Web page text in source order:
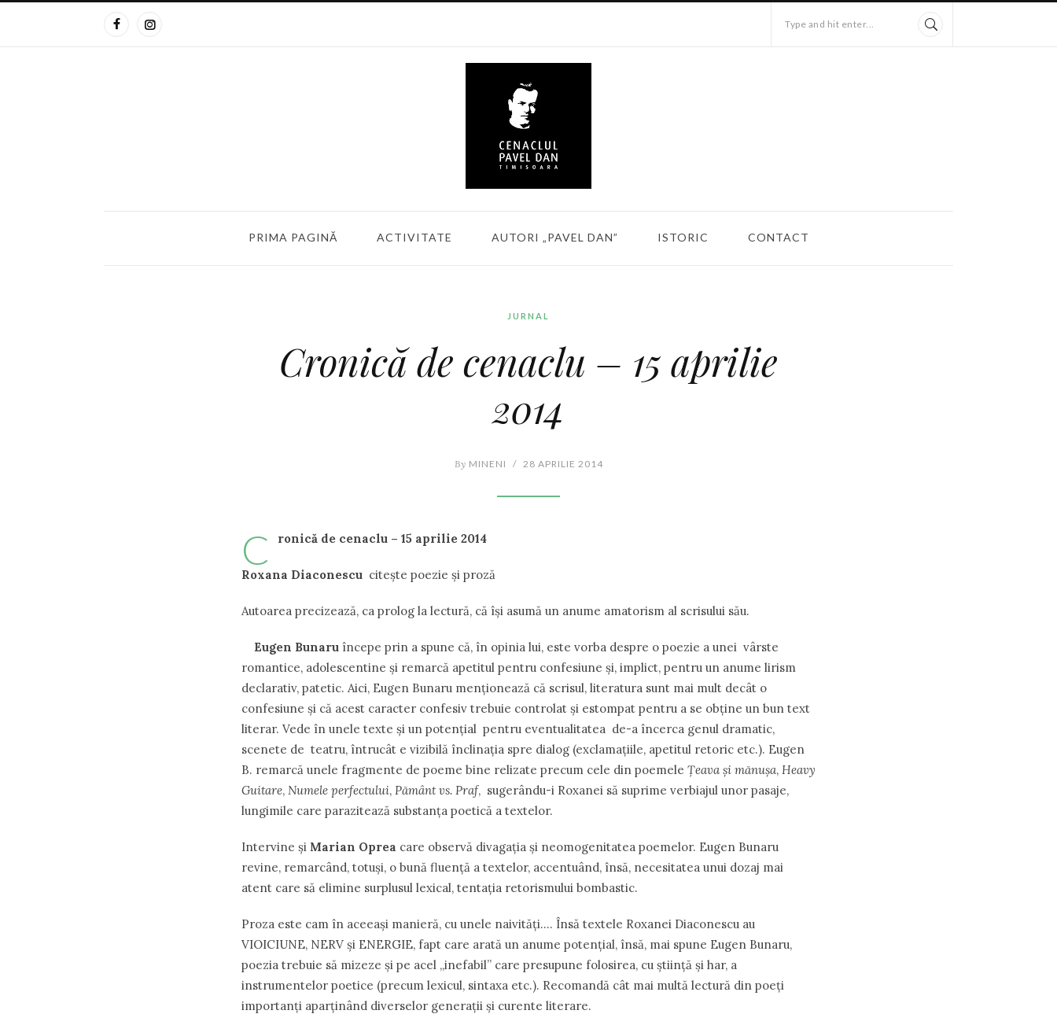
Type and hit enter...
PRIMA PAGINĂ ACTIVITATE AUTORI „PAVEL DAN” ISTORIC CONTACT
JURNAL
Cronică de cenaclu – 15 aprilie
2014
By MINENI / 28 APRILIE 2014
C ronică de cenaclu – 15 aprilie 2014
Roxana Diaconescu citeşte poezie şi proză
Autoarea precizează, ca prolog la lectură, că îşi asumă un anume amatorism al scrisului său.
Eugen Bunaru începe prin a spune că, în opinia lui, este vorba despre o poezie a unei vârste
romantice, adolescentine şi remarcă apetitul pentru confesiune şi, implict, pentru un anume lirism
declarativ, patetic. Aici, Eugen Bunaru menţionează că scrisul, literatura sunt mai mult decât o
confesiune şi că acest caracter confesiv trebuie controlat şi estompat pentru a se obţine un bun text
literar. Vede în unele texte şi un potenţial pentru eventualitatea de-a încerca genul dramatic,
scenete de teatru, întrucât e vizibilă înclinaţia spre dialog (exclamaţiile, apetitul retoric etc.). Eugen
B. remarcă unele fragmente de poeme bine relizate precum cele din poemele Ţeava şi mănuşa, Heavy
Guitare, Numele perfectului, Pământ vs. Praf, sugerându-i Roxanei să suprime verbiajul unor pasaje,
lungimile care parazitează substanţa poetică a textelor.
Intervine şi Marian Oprea care observă divagaţia şi neomogenitatea poemelor. Eugen Bunaru
revine, remarcând, totuşi, o bună fluenţă a textelor, accentuând, însă, necesitatea unui dozaj mai
atent care să elimine surplusul lexical, tentaţia retorismului bombastic.
Proza este cam în aceeaşi manieră, cu unele naivităţi…. Însă textele Roxanei Diaconescu au
VIOICIUNE, NERV şi ENERGIE, fapt care arată un anume potenţial, însă, mai spune Eugen Bunaru,
poezia trebuie să mizeze şi pe acel ,,inefabil” care presupune folosirea, cu ştiinţă şi har, a
instrumentelor poetice (precum lexicul, sintaxa etc.). Recomandă cât mai multă lectură din poeţi
importanţi aparţinând diverselor generaţii şi curente literare.